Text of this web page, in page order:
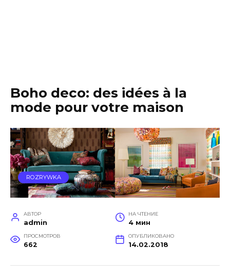
Boho deco: des idées à la
mode pour votre maison
ROZRYWKA
АВТОР
admin
НА ЧТЕНИЕ
4 мин
ПРОСМОТРОВ
662
ОПУБЛИКОВАНО
14.02.2018